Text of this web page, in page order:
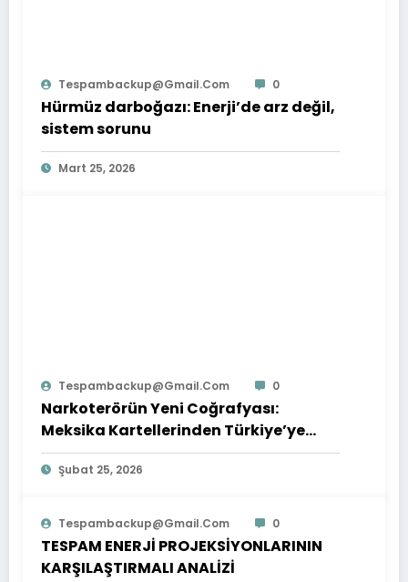
Tespambackup@gmail.com 0
Hürmüz darboğazı: Enerji’de arz değil,
sistem sorunu
Mart 25, 2026
Tespambackup@gmail.com 0
Narkoterörün Yeni Coğrafyası:
Meksika Kartellerinden Türkiye’ye
Çıkarılan Dersler
Şubat 25, 2026
Tespambackup@gmail.com 0
TESPAM ENERJİ PROJEKSİYONLARININ
KARŞILAŞTIRMALI ANALİZİ